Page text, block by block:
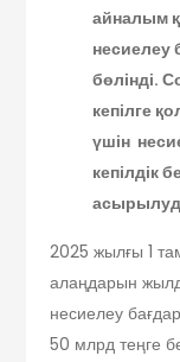
айналым
несиелеу
бөлінді.
кепілге
үшін
кепілдік
2025 жылғы 1
алаңдарын
несиелеу
50 млрд теңге